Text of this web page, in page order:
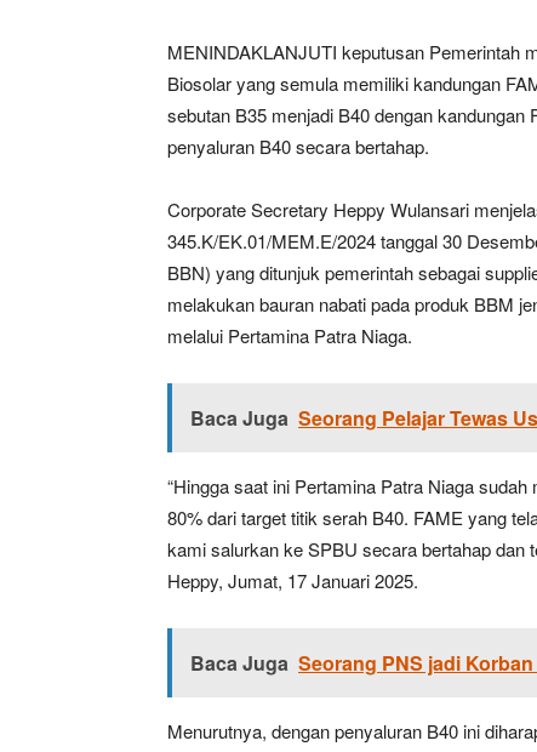
MENINDAKLANJUTI keputusan Pemerintah
Biosolar yang semula memiliki kandungan
sebutan B35 menjadi B40 dengan
penyaluran B40 secara bertahap.
Corporate Secretary Heppy Wulansari
345.K/EK.01/MEM.E/2024 tanggal 30
BBN) yang ditunjuk pemerintah sebagai
melakukan bauran nabati pada produk BBM
melalui Pertamina Patra Niaga.
Baca Juga Seorang Pelajar Tewas
“Hingga saat ini Pertamina Patra Niaga
80% dari target titik serah B40. FAME yang
kami salurkan ke SPBU secara bertahap dan
Heppy, Jumat, 17 Januari 2025.
Baca Juga Seorang PNS jadi
Menurutnya, dengan penyaluran B40 ini